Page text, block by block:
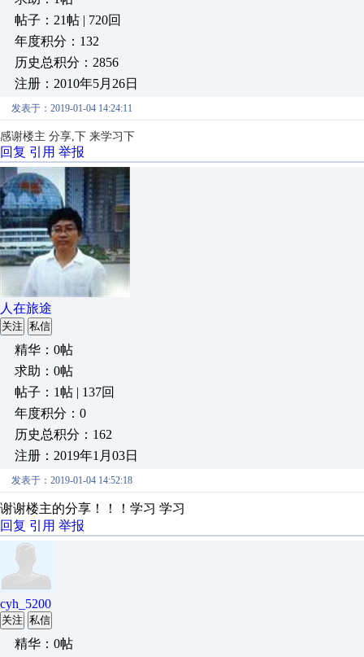
帖子：21帖 | 720回
年度积分：132
历史总积分：2856
注册：2010年5月26日
发表于：2019-01-04 14:24:11
感谢楼主 分享,下 来学习下
回复 引用 举报
人在旅途
关注 私信
精华：0帖
求助：0帖
帖子：1帖 | 137回
年度积分：0
历史总积分：162
注册：2019年1月03日
发表于：2019-01-04 14:52:18
谢谢楼主的分享！！！学习 学习
回复 引用 举报
cyh_5200
关注 私信
精华：0帖